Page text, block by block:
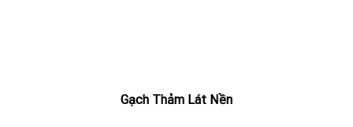
Gạch Thảm Lát Nền